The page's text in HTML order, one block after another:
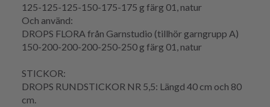
125-125-125-150-175-175 g färg 01, natur
Och använd:
DROPS FLORA från Garnstudio (tillhör garngrupp A)
150-200-200-200-250-250 g färg 01, natur
STICKOR:
DROPS RUNDSTICKOR NR 5,5: Längd 40 cm och 80
cm.